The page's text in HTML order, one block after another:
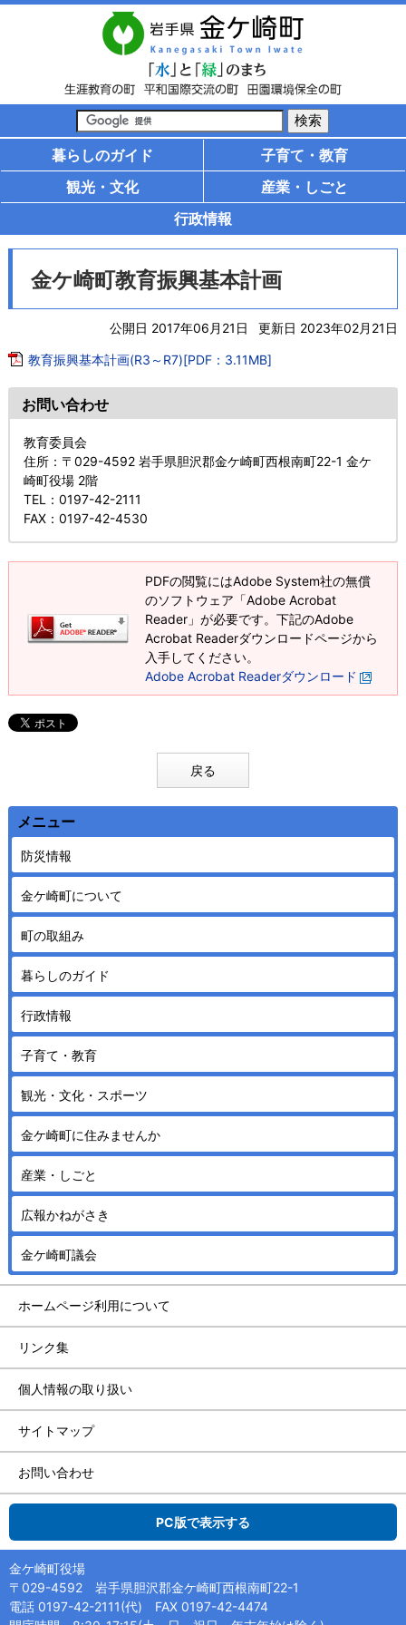
暮らしのガイド
子育て・教育
観光・文化
産業・しごと
行政情報
金ケ崎町教育振興基本計画
公開日 2017年06月21日 更新日 2023年02月21日
教育振興基本計画(R3～R7)[PDF：3.11MB]
お問い合わせ
教育委員会
住所：〒029-4592 岩手県胆沢郡金ケ崎町西根南町22-1 金ケ
崎町役場 2階
TEL
：0197-42-2111
FAX：0197-42-4530
PDFの閲覧にはAdobe System社の無償
のソフトウェア「Adobe Acrobat
Reader」が必要です。下記のAdobe
Acrobat Readerダウンロードページから
入手してください。
Adobe Acrobat Readerダウンロード
戻る
メニュー
防災情報
金ケ崎町について
町の取組み
暮らしのガイド
行政情報
子育て・教育
観光・文化・スポーツ
金ケ崎町に住みませんか
産業・しごと
広報かねがさき
金ケ崎町議会
ホームページ利用について
リンク集
個人情報の取り扱い
サイトマップ
お問い合わせ
PC版で表示する
金ケ崎町役場
〒029-4592 岩手県胆沢郡金ケ崎町西根南町22-1
電話 0197-42-2111(代) FAX 0197-42-4474